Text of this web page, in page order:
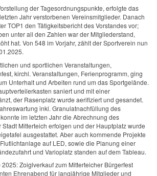
der Tagesordnungspunkte, erfolgte das
Jahr verstorbenen Vereinsmitglieder. Danach
TOP1 den Tätigkeitsbericht des Vorstandes vor;
unter all den Zahlen war der Mitgliederstand,
hat. Von 548 im Vorjahr, zählt der Sportverein nun
und sportlichen Veranstaltungen,
kirchl. Veranstaltungen, Ferienprogramm, ging
Unterhalt und Arbeiten rund um das Sportgelände.
saniert und mit einer
der Rasenplatz wurde aerifiziert und gesandet.
inkl. Granulatnachfüllung des
im letzten Jahr die Abrechnung des
Stadt Mitterteich erfolgen und der Hauptplatz wurde
ausgestattet. Aber auch kommende Projekte
auf LED, sowie die Planung einer
und Varioplatz standen auf dem Tableau.
Zoiglverkauf zum Mitterteicher Bürgerfest
Ehrenabend für langjährige Mitglieder und